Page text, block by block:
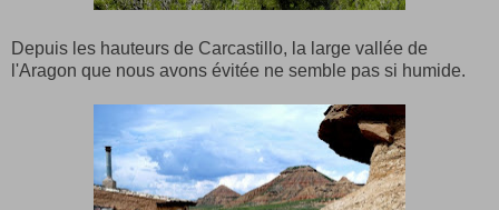
Depuis les hauteurs de Carcastillo, la large vallée de
l'Aragon que nous avons évitée ne semble pas si humide.